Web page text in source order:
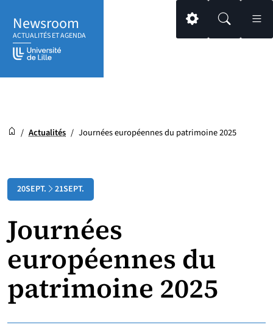
contenu
au
menu
principal
pied
Newsroom
ACTUALITÉS ET AGENDA Paramétrage
Newsroom
Accueil
/ Actualités / Journées européennes du patrimoine 2025
Journées
européennes du
patrimoine 2025
Du
20SEPT. au21SEPT.